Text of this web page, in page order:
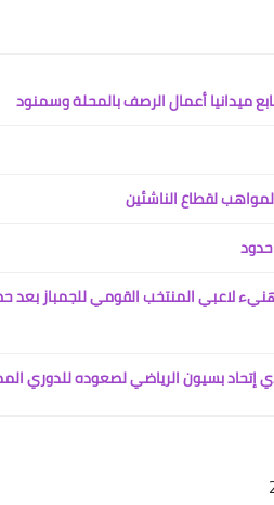
ميدانيا أعمال الرصف بالمحلة وسمنود
لقطاع الناشئين
يهنيء لاعبي المنتخب القومي للجمباز
إتحاد بسيون الرياضي لصعوده للدوري